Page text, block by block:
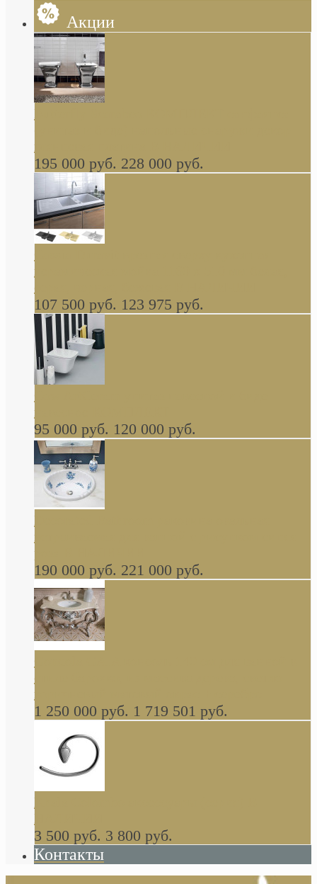
Акции
Butterfly Scarabeo КОМПЛЕКТ санфаянса
глянцевая платина В НАЛИЧИИ
195 000 руб. 228 000 руб.
керамическая мойка 1160 x 510 мм белая,
серая, черная, бежевая В НАЛИЧИИ
107 500 руб. 123 975 руб.
навесное КОМПЛЕКТ
95 000 руб. 120 000 руб.
Decorated Bathroom раковина овальная
встраиваемая для ванной с рисунком синяя
роза В НАЛИЧИИ
190 000 руб. 221 000 руб.
стиле барокко, из массива дерева, светло
коричневый матовый окрас + серебро
1 250 000 руб. 1 719 501 руб.
Khala Colombo аксессуары (серия) В
НАЛИЧИИ
3 500 руб. 3 800 руб.
Контакты